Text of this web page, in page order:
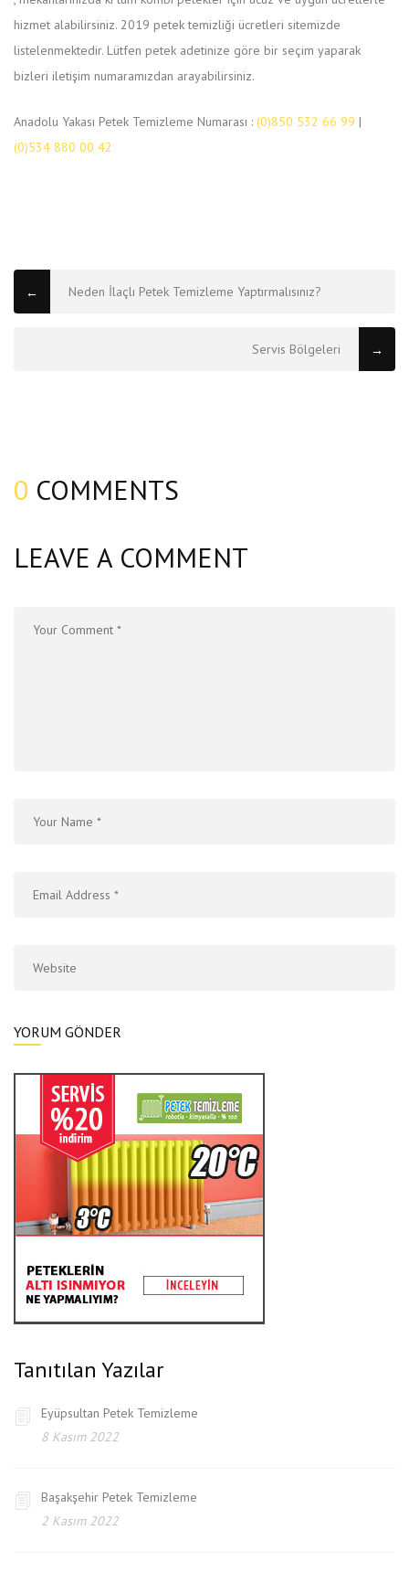
pilulky.com
hizmet alabilirsiniz. 2019 petek temizliği ücretleri sitemizde
listelenmektedir. Lütfen petek adetinize göre bir seçim yaparak
bizleri iletişim numaramızdan arayabilirsiniz.
Anadolu Yakası Petek Temizleme Numarası : (0)850 532 66 99 |
(0)534 880 00 42
← Neden İlaçlı Petek Temizleme Yaptırmalısınız?
Servis Bölgeleri →
0 COMMENTS
LEAVE A COMMENT
Tanıtılan Yazılar
Eyüpsultan Petek Temizleme
8 Kasım 2022
Başakşehir Petek Temizleme
2 Kasım 2022